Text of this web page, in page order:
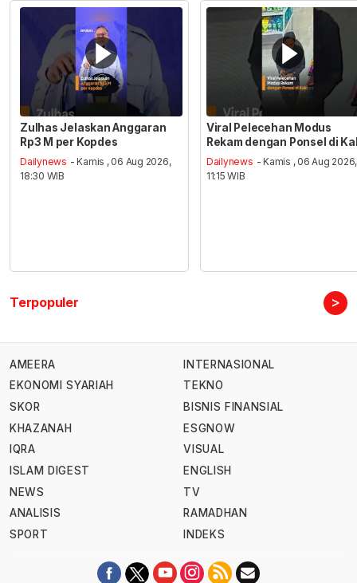
Zulhas Jelaskan Anggaran
Rp3 M per Kopdes
Dailynews - Kamis , 06 Aug 2026,
18:30 WIB
Viral Pelecehan Modus
Rekam dengan Ponsel di
Dailynews - Kamis , 06 Aug 2026,
11:15 WIB
Terpopuler >
AMEERA
EKONOMI SYARIAH
SKOR
KHAZANAH
IQRA
ISLAM DIGEST
NEWS
ANALISIS
SPORT
INTERNASIONAL
TEKNO
BISNIS FINANSIAL
ESGNOW
VISUAL
ENGLISH
TV
RAMADHAN
INDEKS